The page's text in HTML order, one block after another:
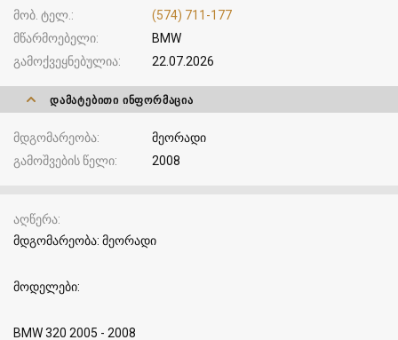
მობ. ტელ.
(574) 711-177
მწარმოებელი
BMW
გამოქვეყნებულია
22.07.2026
ᲓᲐᲛᲐᲢᲔᲑᲘᲗᲘ ᲘᲜᲤᲝᲠᲛᲐᲪᲘᲐ
მდგომარეობა
მეორადი
გამოშვების წელი
2008
აღწერა
მდგომარეობა: მეორადი
მოდელები:
BMW 320 2005 - 2008